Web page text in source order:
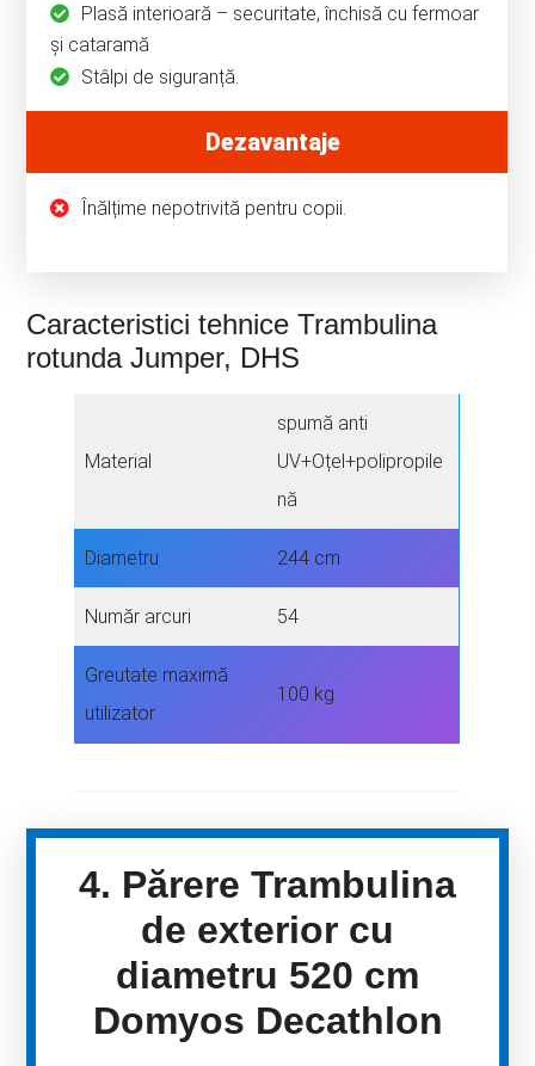
Plasă interioară – securitate, închisă cu fermoar
și cataramă
Stâlpi de siguranță.
Dezavantaje
Înălțime nepotrivită pentru copii.
Caracteristici tehnice Trambulina
rotunda Jumper, DHS
Material
spumă anti
UV+Oțel+polipropile
nă
Diametru 244 cm
Număr arcuri 54
Greutate maximă
utilizator
100 kg
4. Părere Trambulina
de exterior cu
diametru 520 cm
Domyos Decathlon